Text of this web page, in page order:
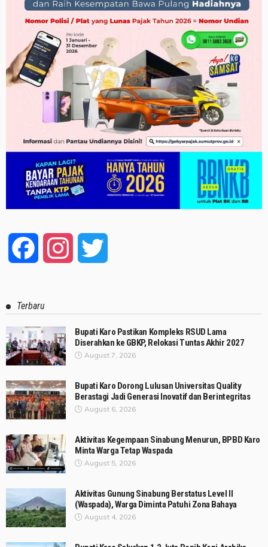
Facebook Instagram
Terbaru
Bupati Karo Pastikan Kompleks RSUD Lama
Diserahkan ke GBKP, Relokasi Tuntas Akhir 2027
August 7, 2026
Bupati Karo Dorong Lulusan Universitas Quality
Berastagi Jadi Generasi Inovatif dan Berintegritas
August 6, 2026
Aktivitas Kegempaan Sinabung Menurun, BPBD Karo
Minta Warga Tetap Waspada
August 5, 2026
Aktivitas Gunung Sinabung Berstatus Level II
(Waspada), Warga Diminta Patuhi Zona Bahaya
August 4, 2026